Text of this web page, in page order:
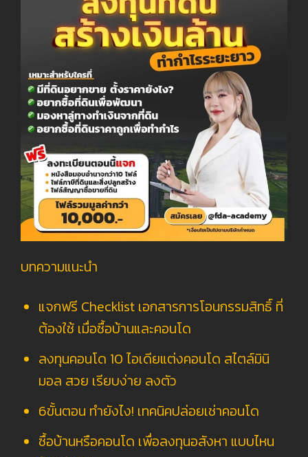
บทความแนะนำ
แจกฟรี Checklist เอกสารการโอนกรรมสิทธิ์ ที่
ต้องใช้ เมื่อซื้อบ้านและคอนโด
ลงทุนคอนโด 10 ไอเดียแต่งคอนโด สไตล์มินิ
มอล สวย เรียบง่าย ลงตัว
6ขั้นตอน ทำยังไง! เทคนิคปล่อยเช่าคอนโด
ซื้อบ้านหรือคอนโด เพื่อลงทุนอสังหา แบบไหน